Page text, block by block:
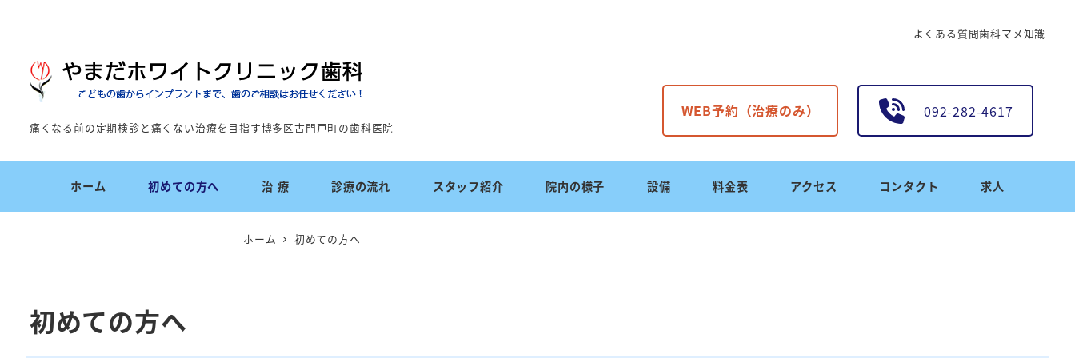
よくある質問歯科マメ知識
痛くなる前の定期検診と痛くない治療を目指す博多区古門戸町の歯科医院
WEB予約（治療のみ） 092-282-4617
ホーム 初めての方へ 治 療 診療の流れ スタッフ紹介 院内の様子 設備 料金表 アクセス コンタクト 求人
ホーム 初めての方へ
初めての方へ